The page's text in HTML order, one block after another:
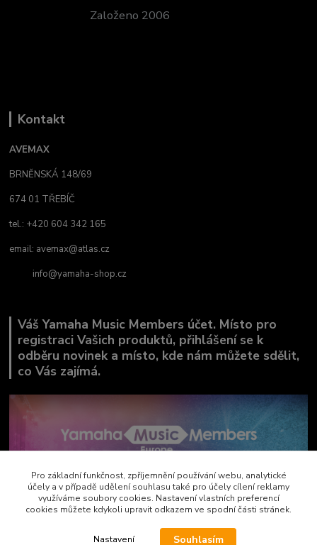
Založeno 2006
Kontakt
AVEMAX
BRNĚNSKÁ 148/69
674 01 TŘEBÍČ
tel.: +420 604 342 165
email: avemax@atlas.cz
info@yamaha-shop.cz
Váš Yamaha Music Members účet. Místo pro
registraci Vašich produktů, přihlášení se k
odběru novinek a místo, kde nám můžete sdělit,
co Vás zajímá.
Pro základní funkčnost, zpříjemnění používání webu, analytické
účely a v případě udělení souhlasu také pro účely cílení reklamy
využíváme soubory cookies. Nastavení vlastních preferencí
cookies můžete kdykoli upravit odkazem ve spodní části stránek.
Nastavení Souhlasím